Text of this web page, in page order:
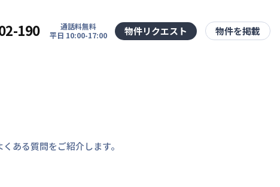
190
通話料無料
平日 10:00-17:00
物件リクエスト 物件を掲載
ある質問をご紹介します。